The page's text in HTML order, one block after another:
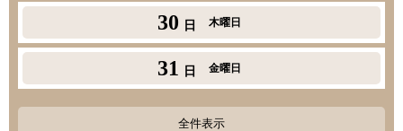
30 日 木曜日
31 日 金曜日
全件表示